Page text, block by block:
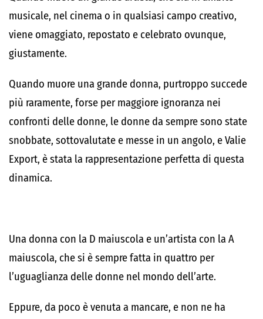
musicale, nel cinema o in qualsiasi campo creativo,
viene omaggiato, repostato e celebrato ovunque,
giustamente.
Quando muore una grande donna, purtroppo succede
più raramente, forse per maggiore ignoranza nei
confronti delle donne, le donne da sempre sono state
snobbate, sottovalutate e messe in un angolo, e Valie
Export, è stata la rappresentazione perfetta di questa
dinamica.
Una donna con la D maiuscola e un’artista con la A
maiuscola, che si è sempre fatta in quattro per
l’uguaglianza delle donne nel mondo dell’arte.
Eppure, da poco è venuta a mancare, e non ne ha